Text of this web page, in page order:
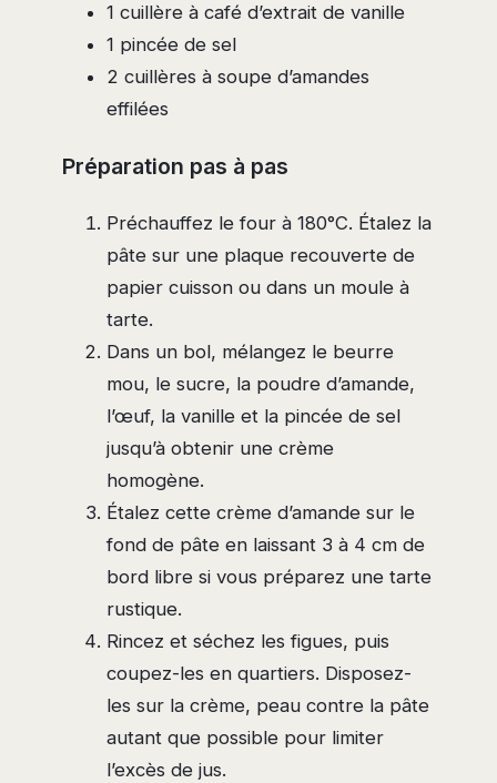
1 cuillère à café d’extrait de vanille
1 pincée de sel
2 cuillères à soupe d’amandes
effilées
Préparation pas à pas
Préchauffez le four à 180°C. Étalez la
pâte sur une plaque recouverte de
papier cuisson ou dans un moule à
tarte.
Dans un bol, mélangez le beurre
mou, le sucre, la poudre d’amande,
l’œuf, la vanille et la pincée de sel
jusqu’à obtenir une crème
homogène.
Étalez cette crème d’amande sur le
fond de pâte en laissant 3 à 4 cm de
bord libre si vous préparez une tarte
rustique.
Rincez et séchez les figues, puis
coupez-les en quartiers. Disposez-
les sur la crème, peau contre la pâte
autant que possible pour limiter
l’excès de jus.